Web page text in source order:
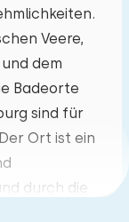
Veere,
dem
Badeorte
sind für
Ort ist ein
durch die
01 02
08
15 16